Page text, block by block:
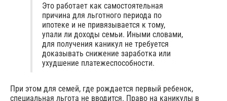
Это работает как самостоятельная
причина для льготного периода по
ипотеке и не привязывается к тому,
упали ли доходы семьи. Иными словами,
для получения каникул не требуется
доказывать снижение заработка или
ухудшение платежеспособности.
При этом для семей, где рождается первый ребенок,
специальная льгота не вводится. Право на каникулы в